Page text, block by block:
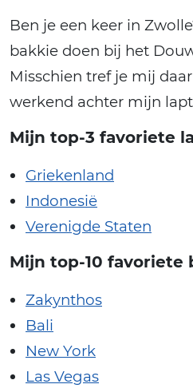
Ben je een keer in
bakkie doen bij het
Misschien tref je mij
werkend achter mijn
Mijn top-3 favoriete
Griekenland
Indonesië
Verenigde Staten
Mijn top-10 favoriete
Zakynthos
Bali
New York
Las Vegas